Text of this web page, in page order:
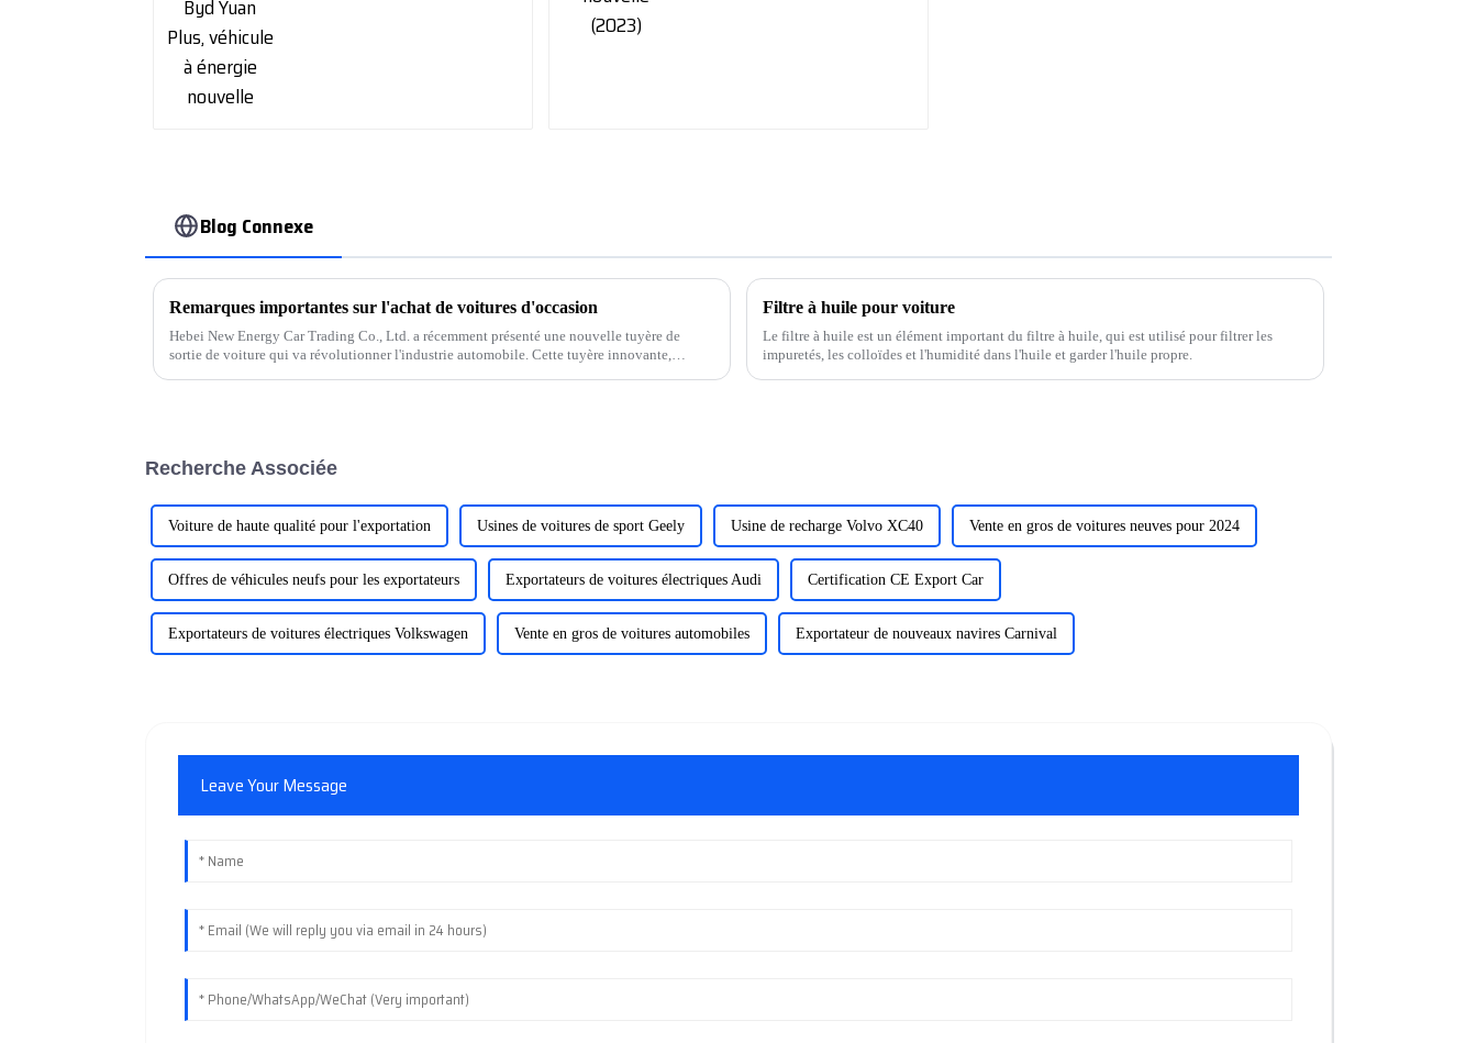
Blog Connexe
Remarques importantes sur l'achat de voitures d'occasion
Hebei New Energy Car Trading Co., Ltd. a récemment présenté une nouvelle tuyère de
sortie de voiture qui va révolutionner l'industrie automobile. Cette tuyère innovante,
Filtre à huile pour voiture
Le filtre à huile est un élément important du filtre à huile, qui est utilisé pour filtrer les
impuretés, les colloïdes et l'humidité dans l'huile et garder l'huile propre.
Recherche Associée
Voiture de haute qualité pour l'exportation Usines de voitures de sport Geely Usine de recharge Volvo XC40 Vente en gros de voitures neuves pour 2024
Offres de véhicules neufs pour les exportateurs Exportateurs de voitures électriques Audi Certification CE Export Car
Exportateurs de voitures électriques Volkswagen Vente en gros de voitures automobiles Exportateur de nouveaux navires Carnival
Leave Your Message